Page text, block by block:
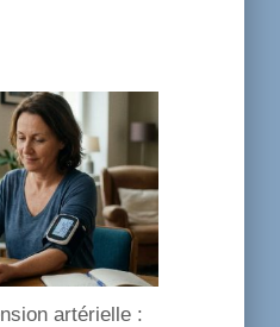
artérielle :